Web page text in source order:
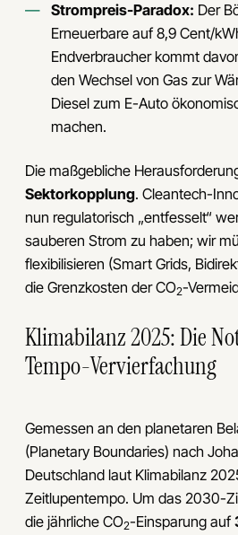
Strompreis-Paradox: Der
Erneuerbare auf 8,9 Cent/
Endverbraucher kommt
den Wechsel von Gas zur
Diesel zum E-Auto
machen.
Die maßgebliche
Sektorkopplung. Cleantech-
nun regulatorisch „entfesselt“
sauberen Strom zu haben; wir
flexibilisieren (Smart Grids,
die Grenzkosten der CO2-
Klimabilanz 2025: Die
Tempo-Vervierfachung
Gemessen an den planetaren
(Planetary Boundaries) nach
Deutschland laut Klimabilanz
Zeitlupentempo. Um das 2030-
die jährliche CO2-Einsparung auf